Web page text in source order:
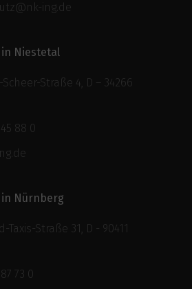
ing.de
Niestetal
Straße 4, D – 34266
88 0
Nürnberg
Straße 31, D - 90411
73 0